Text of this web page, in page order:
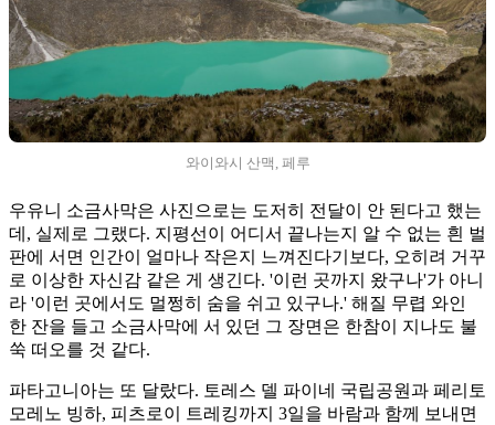
와이와시 산맥, 페루
우유니 소금사막은 사진으로는 도저히 전달이 안 된다고 했는
데, 실제로 그랬다. 지평선이 어디서 끝나는지 알 수 없는 흰 벌
판에 서면 인간이 얼마나 작은지 느껴진다기보다, 오히려 거꾸
로 이상한 자신감 같은 게 생긴다. '이런 곳까지 왔구나'가 아니
라 '이런 곳에서도 멀쩡히 숨을 쉬고 있구나.' 해질 무렵 와인
한 잔을 들고 소금사막에 서 있던 그 장면은 한참이 지나도 불
쑥 떠오를 것 같다.
파타고니아는 또 달랐다. 토레스 델 파이네 국립공원과 페리토
모레노 빙하, 피츠로이 트레킹까지 3일을 바람과 함께 보내면